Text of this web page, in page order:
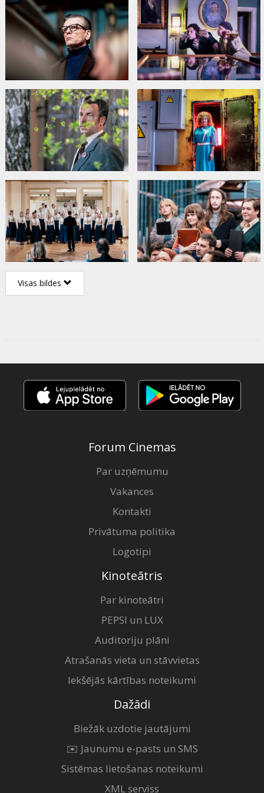
Visas bildes
Forum Cinemas
Par uzņēmumu
Vakances
Kontakti
Privātuma politika
Logotipi
Kinoteātris
Par kinoteātri
PEPSI un LUX
Auditoriju plāni
Atrašanās vieta un stāvvietas
Iekšējās kārtības noteikumi
Dažādi
Biežāk uzdotie jautājumi
✉️ Jaunumu e-pasts un SMS
Sistēmas lietošanas noteikumi
XML serviss